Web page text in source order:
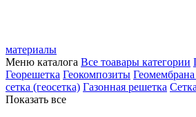
материалы
Меню каталога Все тоавары категории
Георешетка Геокомпозиты
сетка (геосетка) Газонная решетка
Показать все